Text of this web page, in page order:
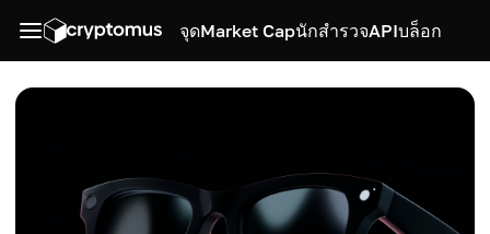
จุดMarket CapนักสำรวจAPIบล็อก